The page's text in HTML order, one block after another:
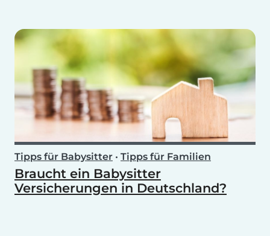
Tipps für Babysitter • Tipps für Familien
Braucht ein Babysitter
Versicherungen in Deutschland?